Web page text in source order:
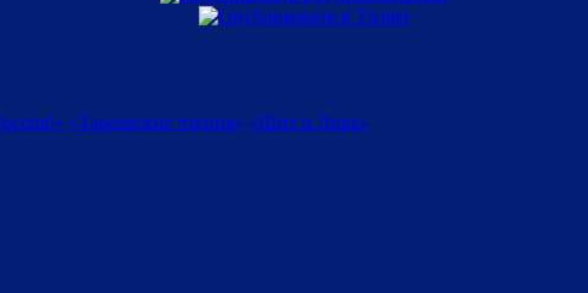
«Тареевские чтения» «Щит и Лира»